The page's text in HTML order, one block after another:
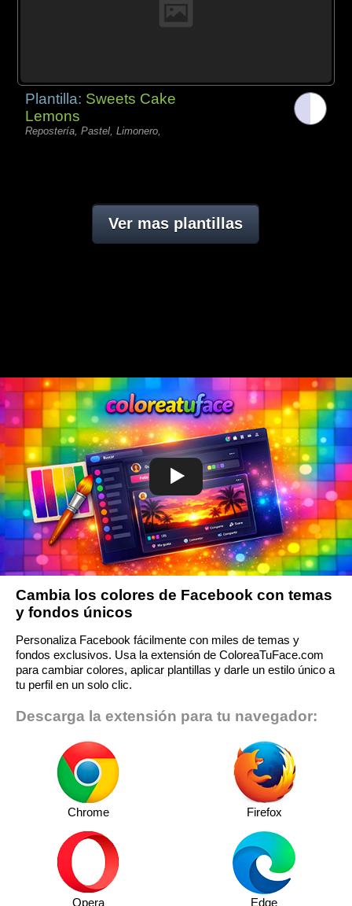
Plantilla: Sweets Cake
Lemons
Repostería, Pastel, Limonero,
Ver mas plantillas
Cambia los colores de Facebook con temas
y fondos únicos
Personaliza Facebook fácilmente con miles de temas y
fondos exclusivos. Usa la extensión de ColoreaTuFace.com
para cambiar colores, aplicar plantillas y darle un estilo único a
tu perfil en un solo clic.
Descarga la extensión para tu navegador:
Chrome Firefox
Opera Edge